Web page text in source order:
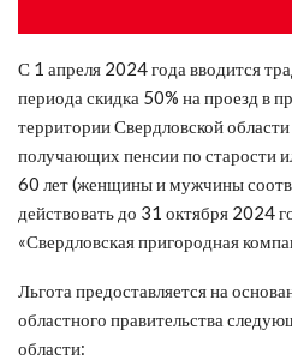
С 1 апреля 2024 года вводится
периода скидка 50% на проезд в
территории Свердловской
получающих пенсии по старости
60 лет (женщины и мужчины
действовать до 31 октября 2024
«Свердловская пригородная
Льгота предоставляется на
областного правительства
области: